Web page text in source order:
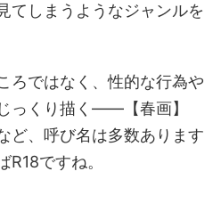
てしまうようなジャンルを
ろではなく、性的な行為や
っくり描く――【春画】
ど、呼び名は多数あります
ですね。